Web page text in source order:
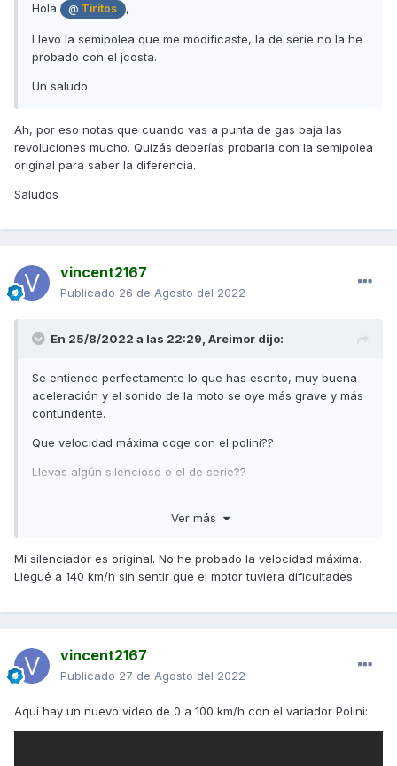
Hola @ Tiritos ,
Llevo la semipolea que me modificaste, la de serie no la he
probado con el jcosta.
Un saludo
Ah, por eso notas que cuando vas a punta de gas baja las
revoluciones mucho. Quizás deberías probarla con la semipolea
original para saber la diferencia.
Saludos
vincent2167
Publicado 26 de Agosto del 2022
En 25/8/2022 a las 22:29, Areimor dijo:
Se entiende perfectamente lo que has escrito, muy buena
aceleración y el sonido de la moto se oye más grave y más
contundente.
Que velocidad máxima coge con el polini??
Llevas algún silencioso o el de serie??
Ver más
Mi silenciador es original. No he probado la velocidad máxima.
Llegué a 140 km/h sin sentir que el motor tuviera dificultades.
vincent2167
Publicado 27 de Agosto del 2022
Aquí hay un nuevo vídeo de 0 a 100 km/h con el variador Polini: